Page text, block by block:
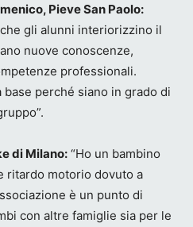
Pieve San Paolo:
gli alunni interiorizzino il
nuove conoscenze,
professionali.
perché siano in grado di
di Milano: “Ho un bambino
ritardo motorio dovuto a
è un punto di
con altre famiglie sia per le